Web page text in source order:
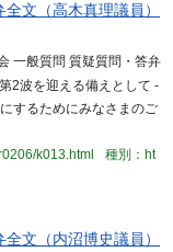
文（高木真理議員）
一般質問 質疑質問・答弁
2波を迎える備えとして -
するためにみなさまのご
k013.html
種別：ht
文（内沼博史議員）